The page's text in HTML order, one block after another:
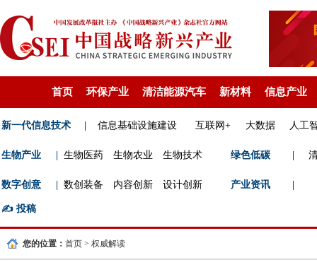
首页 环保产业 清洁能源汽车 新材料 信息产业
新一代信息技术 信息基础设施建设 互联网+ 大数据 人工
生物产业 生物医药 生物农业 生物技术 绿色低碳
数字创意 数创装备 内容创新 设计创新 产业资讯
✍️ 投稿
您的位置： 首页 > 权威解读